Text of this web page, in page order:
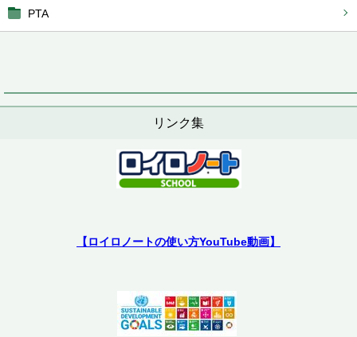
PTA
リンク集
【ロイロノートの使い方YouTube動画】